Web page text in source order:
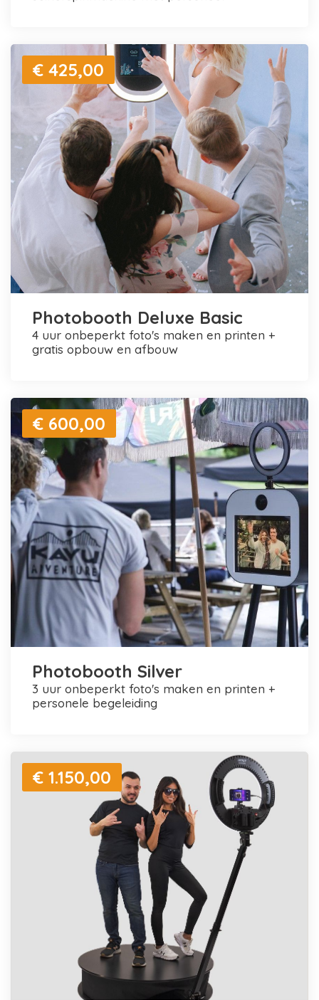
€ 425,00
Photobooth Deluxe Basic
4 uur onbeperkt foto's maken en printen +
gratis opbouw en afbouw
€ 600,00
Photobooth Silver
3 uur onbeperkt foto's maken en printen +
personele begeleiding
€ 1.150,00